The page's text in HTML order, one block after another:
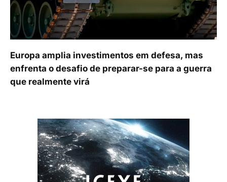
Europa amplia investimentos em defesa, mas
enfrenta o desafio de preparar-se para a guerra
que realmente virá